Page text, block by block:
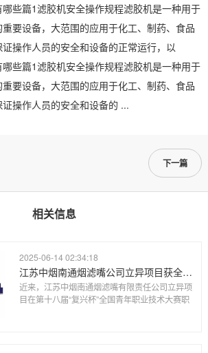
篇1滤胶机安全操作规程滤胶机是一种用于
要设备，大范围的应用于化工、制药、食品
操作人员的安全和设备的正常运行，以
篇1滤胶机安全操作规程滤胶机是一种用于
要设备，大范围的应用于化工、制药、食品
操作人员的安全和设备的 ...
下一篇
相关信息
2025-06-14 02:34:18
江苏中烟南通烟滤嘴公司立异项目获全国青年职业技术大赛职工组优胜奖
近来，江苏中烟南通烟滤嘴有限责任公司立异项
目在第十八届“复兴杯”全国青年职业技术大赛职